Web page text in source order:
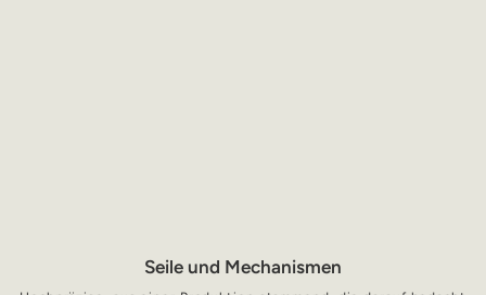
Seile und Mechanismen